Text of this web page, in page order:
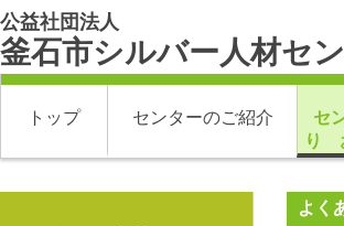
公益社団法人
釜石市シルバー人材セ
トップ センターのご紹介
セ
り
よく